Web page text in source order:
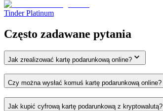
Tinder Platinum
Często zadawane pytania
Jak zrealizować kartę podarunkową online?
Czy można wysłać komuś kartę podarunkową online?
Jak kupić cyfrową kartę podarunkową z kryptowalutą?